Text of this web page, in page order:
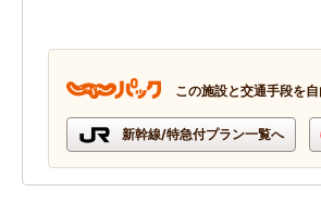
この施設と交通手段を
新幹線/特急付プラン一覧へ